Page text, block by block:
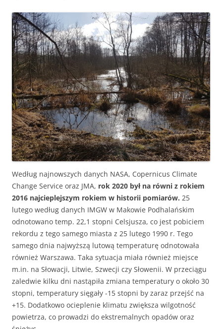
Według najnowszych danych NASA, Copernicus Climate
Change Service oraz JMA, rok 2020 był na równi z rokiem
2016 najcieplejszym rokiem w historii pomiarów. 25
lutego według danych IMGW w Makowie Podhalańskim
odnotowano temp. 22,1 stopni Celsjusza, co jest pobiciem
rekordu z tego samego miasta z 25 lutego 1990 r. Tego
samego dnia najwyższą lutową temperaturę odnotowała
również Warszawa. Taka sytuacja miała również miejsce
m.in. na Słowacji, Litwie, Szwecji czy Słowenii. W przeciągu
zaledwie kilku dni nastąpiła zmiana temperatury o około 30
stopni, temperatury sięgały -15 stopni by zaraz przejść na
+15. Dodatkowo ocieplenie klimatu zwiększa wilgotność
powietrza, co prowadzi do ekstremalnych opadów oraz